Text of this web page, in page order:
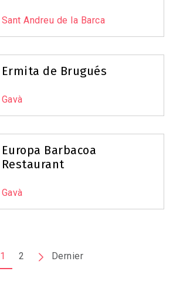
Sant Andreu de la Barca
Ermita de Brugués
Gavà
Europa Barbacoa
Restaurant
Gavà
1 2
PageDernier